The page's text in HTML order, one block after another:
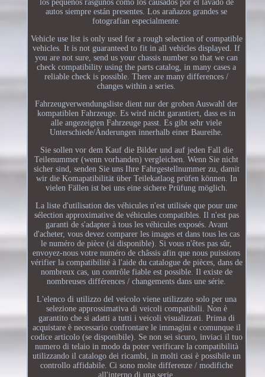
los pequeños rasguños como los causados por el lavado de
autos siempre están presentes. Los arañazos grandes se
fotografían especialmente.
Vehicle use list is only used for a rough selection of compatible
vehicles. It is not guaranteed to fit in all vehicles displayed. If
you are not sure, send us your chassis number so that we can
check compatibility using the parts catalog, in many cases a
reliable check is possible. There are many differences /
changes within a series.
Fahrzeugverwendungsliste dient nur der groben Auswahl der
kompatiblen Fahrzeuge. Es wird nicht garantiert, dass es in
alle angezeigten Fahrzeuge passt. Es gibt sehr viele
Unterschiede/Änderungen innerhalb einer Baureihe.
Sie sollen vor dem Kauf die Bilder und auf jeden Fall die
Teilenummer (wenn vorhanden) vergleichen. Wenn Sie nicht
sicher sind, senden Sie uns Ihre Fahrgestellnummer zu, damit
wir die Komapatibilität über Teilekatlaog prüfen können. In
vielen Fällen ist bei uns eine sichere Prüfung möglich.
La liste d'utilisation des véhicules n'est utilisée que pour une
sélection approximative de véhicules compatibles. Il n'est pas
garanti de s'adapter à tous les véhicules exposés. Avant
d'acheter, vous devez comparer les images et dans tous les cas
le numéro de pièce (si disponible). Si vous n'êtes pas sûr,
envoyez-nous votre numéro de châssis afin que nous puissions
vérifier la compatibilité à l'aide du catalogue de pièces, dans de
nombreux cas, un contrôle fiable est possible. Il existe de
nombreuses différences / changements dans une série.
L'elenco di utilizzo del veicolo viene utilizzato solo per una
selezione approssimativa di veicoli compatibili. Non è
garantito che si adatti a tutti i veicoli visualizzati. Prima di
acquistare è necessario confrontare le immagini e comunque il
codice articolo (se disponibile). Se non sei sicuro, inviaci il tuo
numero di telaio in modo da poter verificare la compatibilità
utilizzando il catalogo dei ricambi, in molti casi è possibile un
controllo affidabile. Ci sono molte differenze / modifiche
all'interno di una serie.